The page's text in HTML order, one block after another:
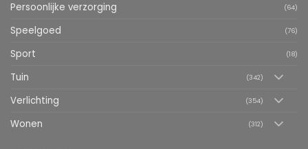
Persoonlijke verzorging (64)
Speelgoed (76)
Sport (18)
Tuin (342)
Verlichting (354)
Wonen (312)